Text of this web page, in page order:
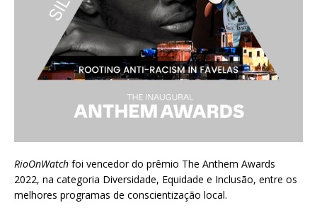
RioOnWatch foi vencedor do prêmio The Anthem Awards
2022, na categoria Diversidade, Equidade e Inclusão, entre os
melhores programas de conscientização local.